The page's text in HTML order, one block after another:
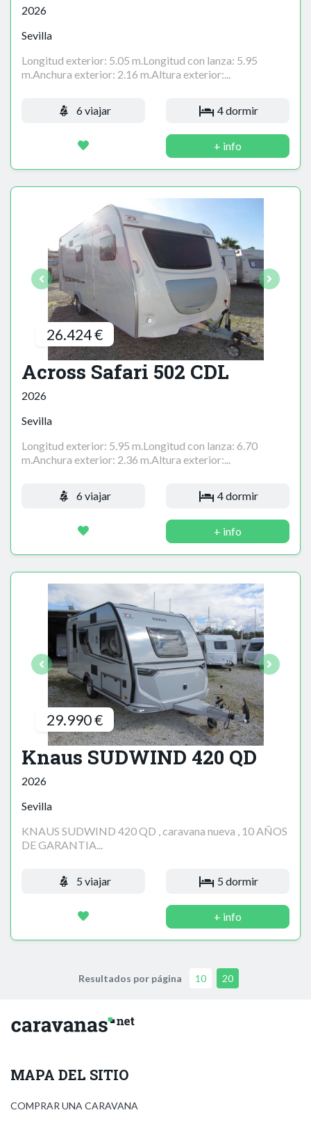
2026
Sevilla
Longitud exterior: 5.05 m.Longitud con lanza: 5.95
m.Anchura exterior: 2.16 m.Altura exterior:...
6 viajar 4 dormir
+ info
26.424 €
Across Safari 502 CDL
2026
Sevilla
Longitud exterior: 5.95 m.Longitud con lanza: 6.70
m.Anchura exterior: 2.36 m.Altura exterior:...
6 viajar 4 dormir
+ info
29.990 €
Knaus SUDWIND 420 QD
2026
Sevilla
KNAUS SUDWIND 420 QD , caravana nueva , 10 AÑOS
DE GARANTIA...
5 viajar 5 dormir
+ info
Resultados por página 10 20
MAPA DEL SITIO
COMPRAR UNA CARAVANA